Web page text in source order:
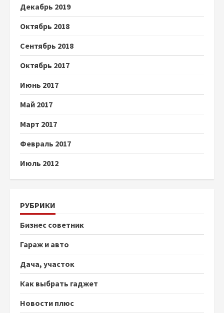
Декабрь 2019
Октябрь 2018
Сентябрь 2018
Октябрь 2017
Июнь 2017
Май 2017
Март 2017
Февраль 2017
Июль 2012
РУБРИКИ
Бизнес советник
Гараж и авто
Дача, участок
Как выбрать гаджет
Новости плюс